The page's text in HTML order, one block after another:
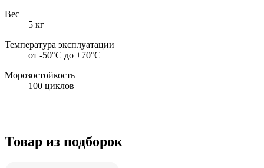
Вес
5 кг
Температура эксплуатации
от -50°С до +70°С
Морозостойкость
100 циклов
Товар из подборок